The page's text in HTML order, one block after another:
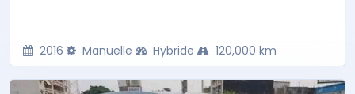
2016 Manuelle Hybride 120,000 km